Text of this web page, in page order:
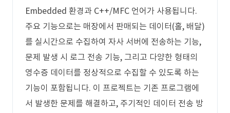
Embedded 환경과 C++/MFC 언어가 사용됩니다.
주요 기능으로는 매장에서 판매되는 데이터(홀, 배달)
를 실시간으로 수집하여 자사 서버에 전송하는 기능,
문제 발생 시 로그 전송 기능, 그리고 다양한 형태의
영수증 데이터를 정상적으로 수집할 수 있도록 하는
기능이 포함됩니다. 이 프로젝트는 기존 프로그램에
서 발생한 문제를 해결하고, 주기적인 데이터 전송 방